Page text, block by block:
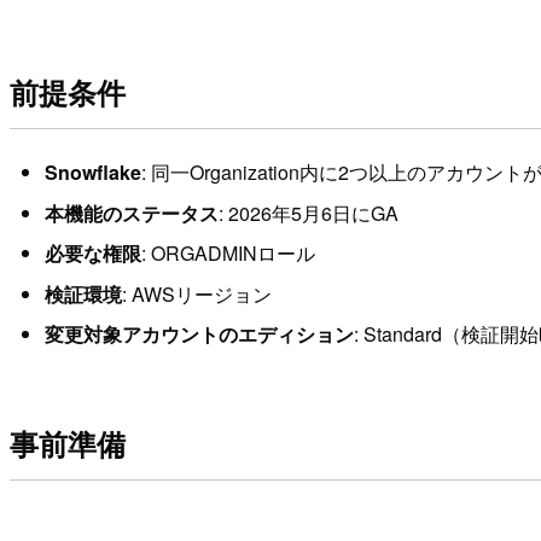
前提条件
Snowflake: 同一Organization内に2つ以上のアカウント
本機能のステータス: 2026年5月6日にGA
必要な権限: ORGADMINロール
検証環境: AWSリージョン
変更対象アカウントのエディション: Standard（検証開始
事前準備